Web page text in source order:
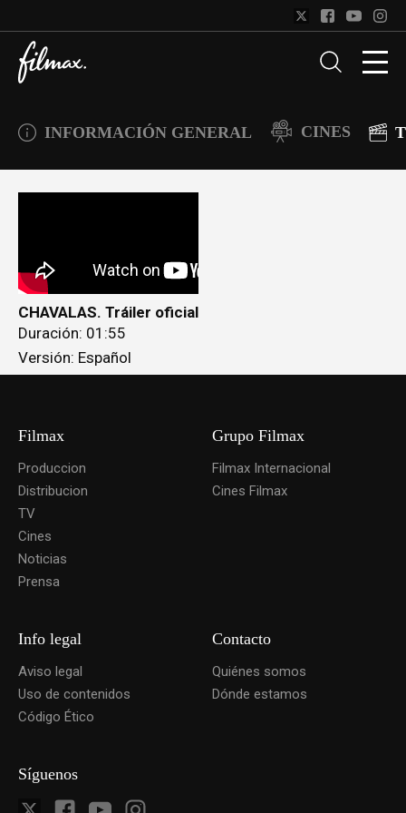
INFORMACIÓN GENERAL CINES
CHAVALAS. Tráiler oficial
Duración: 01:55
Versión: Español
Filmax
Produccion
Distribucion
TV
Cines
Noticias
Prensa
Grupo Filmax
Filmax Internacional
Cines Filmax
Info legal
Aviso legal
Uso de contenidos
Código Ético
Contacto
Quiénes somos
Dónde estamos
Síguenos